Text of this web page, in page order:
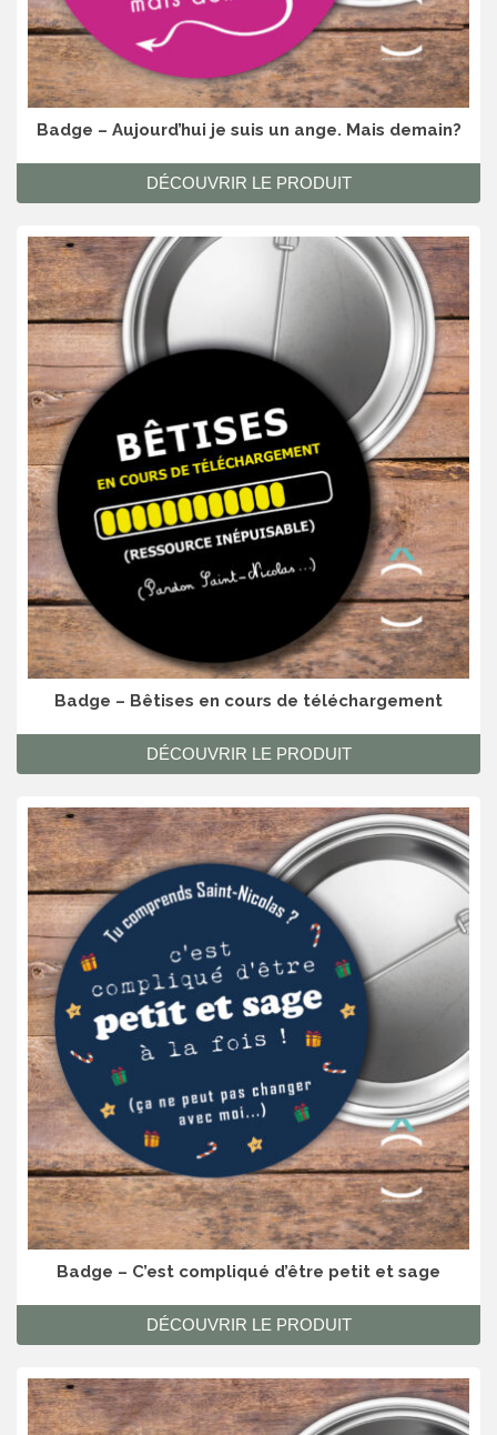
Badge – Aujourd’hui je suis un ange. Mais demain?
DÉCOUVRIR LE PRODUIT
Badge – Bêtises en cours de téléchargement
DÉCOUVRIR LE PRODUIT
Badge – C’est compliqué d’être petit et sage
DÉCOUVRIR LE PRODUIT